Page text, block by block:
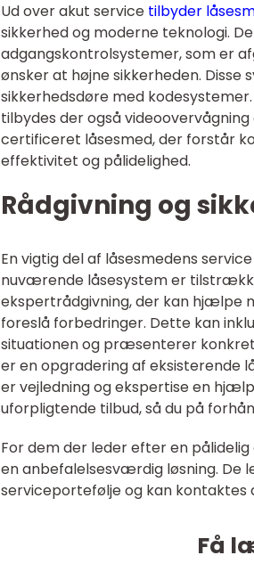
Ud over akut service tilbyder
sikkerhed og moderne teknologi.
adgangskontrolsystemer, som er
ønsker at højne sikkerheden.
sikkerhedsdøre med
tilbydes der også
certificeret låsesmed, der forstår
effektivitet og pålidelighed.
Rådgivning og
En vigtig del af låsesmedens
nuværende låsesystem er
ekspertrådgivning, der kan hjælpe
foreslå forbedringer. Dette kan
situationen og præsenterer
er en opgradering af eksisterende
er vejledning og ekspertise en
uforpligtende tilbud, så du på
For dem der leder efter en
en anbefalelsesværdig løsning. De
serviceportefølje og kan kontaktes
Få